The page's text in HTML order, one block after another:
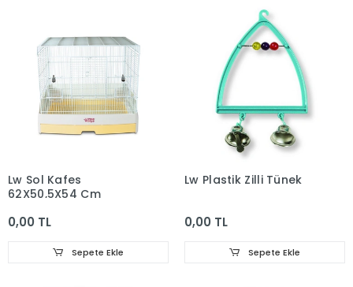
Lw Sol Kafes
62X50,5X54 Cm
0,00 TL
Sepete Ekle
Lw Plastik Zilli Tünek
0,00 TL
Sepete Ekle